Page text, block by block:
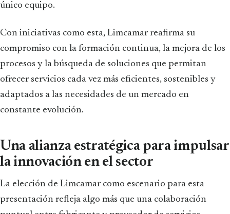
único equipo.
Con iniciativas como esta, Limcamar reafirma su
compromiso con la formación continua, la mejora de los
procesos y la búsqueda de soluciones que permitan
ofrecer servicios cada vez más eficientes, sostenibles y
adaptados a las necesidades de un mercado en
constante evolución.
Una alianza estratégica para impulsar
la innovación en el sector
La elección de Limcamar como escenario para esta
presentación refleja algo más que una colaboración